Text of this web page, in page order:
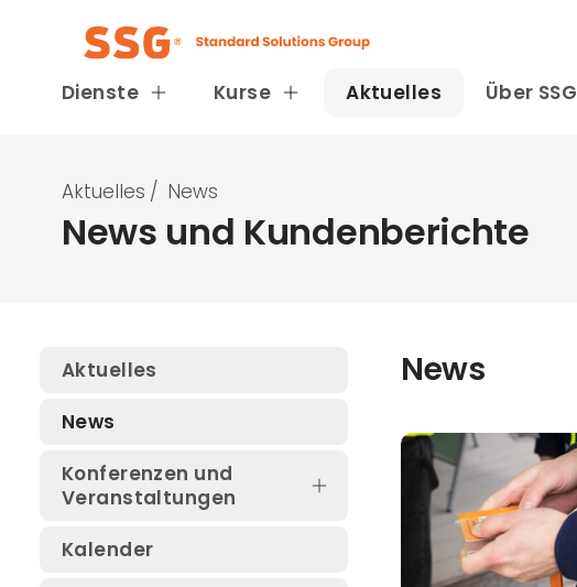
Dienste Kurse Aktuelles Über SSG
Aktuelles / News
News und Kundenberichte
Aktuelles
News
Konferenzen und
Veranstaltungen
SSG Electrical Safety
Kalender
News